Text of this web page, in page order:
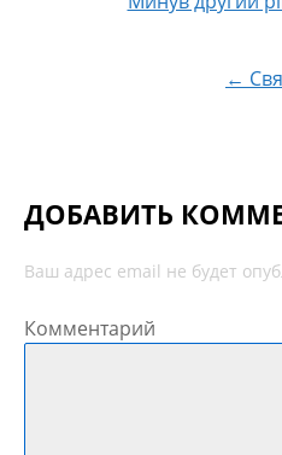
Навигация по
←
ДОБАВИТЬ
Ваш адрес email не будет
Комментарий